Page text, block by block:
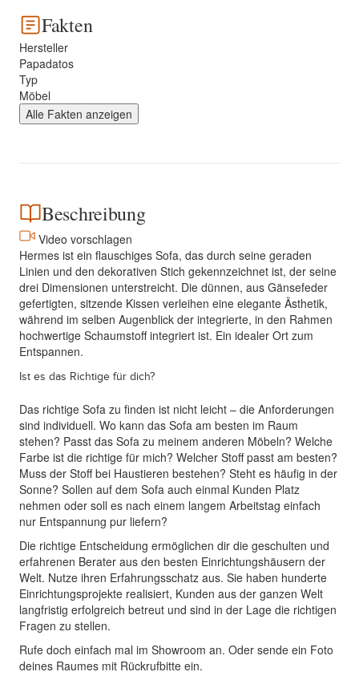
Fakten
Hersteller
Papadatos
Typ
Möbel
Alle Fakten anzeigen
Beschreibung
Video vorschlagen
Hermes ist ein flauschiges Sofa, das durch seine geraden
Linien und den dekorativen Stich gekennzeichnet ist, der seine
drei Dimensionen unterstreicht. Die dünnen, aus Gänsefeder
gefertigten, sitzende Kissen verleihen eine elegante Ästhetik,
während im selben Augenblick der integrierte, in den Rahmen
hochwertige Schaumstoff integriert ist. Ein idealer Ort zum
Entspannen.
Ist es das Richtige für dich?
Das richtige Sofa zu finden ist nicht leicht – die Anforderungen
sind individuell. Wo kann das Sofa am besten im Raum
stehen? Passt das Sofa zu meinem anderen Möbeln? Welche
Farbe ist die richtige für mich? Welcher Stoff passt am besten?
Muss der Stoff bei Haustieren bestehen? Steht es häufig in der
Sonne? Sollen auf dem Sofa auch einmal Kunden Platz
nehmen oder soll es nach einem langem Arbeitstag einfach
nur Entspannung pur liefern?
Die richtige Entscheidung ermöglichen dir die geschulten und
erfahrenen Berater aus den besten Einrichtungshäusern der
Welt. Nutze ihren Erfahrungsschatz aus. Sie haben hunderte
Einrichtungsprojekte realisiert, Kunden aus der ganzen Welt
langfristig erfolgreich betreut und sind in der Lage die richtigen
Fragen zu stellen.
Rufe doch einfach mal im Showroom an. Oder sende ein Foto
deines Raumes mit Rückrufbitte ein.